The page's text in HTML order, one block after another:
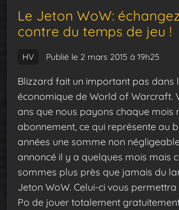
Le Jeton WoW:
contre du temps de jeu !
HV Publié le 2 mars 2015 à 19h25
Blizzard fait un important pas dans
économique de World of Warcraft.
ans que nous payons chaque mois
abonnement, ce qui représente au
années une somme non
annoncé il y a quelques mois mais
sommes plus près que jamais du
Jeton WoW. Celui-ci vous
Po de jouer totalement